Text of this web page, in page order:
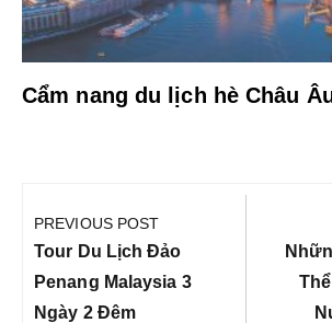
Cẩm nang du lịch hè Châu
hướng
bài
viết
PREVIOUS POST
Previous
Post:
Tour Du Lịch Đảo
Penang Malaysia 3
Ngày 2 Đêm
Next
Post: